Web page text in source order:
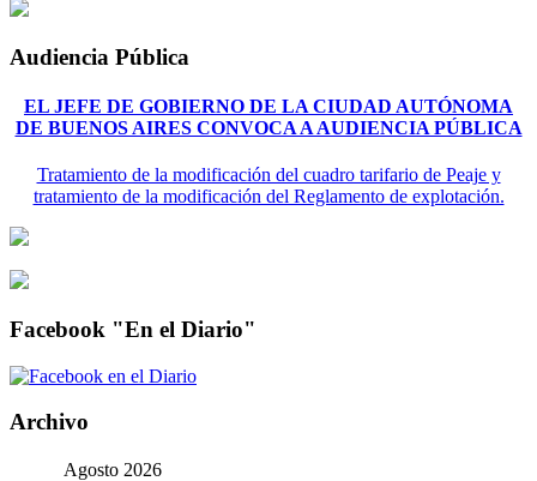
Audiencia Pública
EL JEFE DE GOBIERNO DE LA CIUDAD AUTÓNOMA
DE BUENOS AIRES CONVOCA A AUDIENCIA PÚBLICA
Tratamiento de la modificación del cuadro tarifario de Peaje y
tratamiento de la modificación del Reglamento de explotación.
Facebook "En el Diario"
Archivo
Agosto 2026